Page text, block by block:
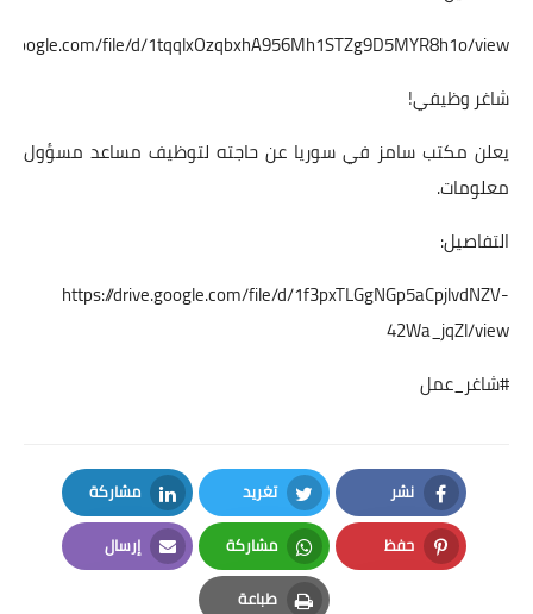
file/d/1tqqlxOzqbxhA956Mh1STZg9D5MYR8h1o/view
شاغر وظيفي!
يعلن مكتب سامز في سوريا عن حاجته لتوظيف مساعد مسؤول
معلومات.
التفاصيل:
https://drive.google.com/file/d/1f3pxTLGgNGp5aCpjlvdNZV-
42Wa_jqZl/view
#شاغر_عمل
نشر
Facebook
تغريد
Twitter
مشاركة
LinkedIn
حفظ
Pinterest
مشاركة
Whatsapp
إرسال
Email
طباعة